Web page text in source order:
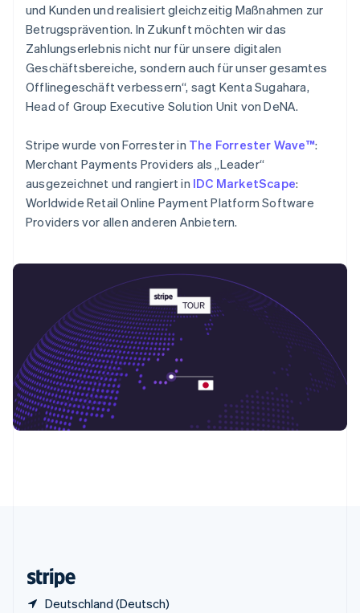
und Kunden und realisiert gleichzeitig Maßnahmen zur
Betrugsprävention. In Zukunft möchten wir das
Zahlungserlebnis nicht nur für unsere digitalen
Geschäftsbereiche, sondern auch für unser gesamtes
Offlinegeschäft verbessern“, sagt Kenta Sugahara,
Head of Group Executive Solution Unit von DeNA.
Stripe wurde von Forrester in The Forrester Wave™:
Merchant Payments Providers als „Leader“
ausgezeichnet und rangiert in IDC MarketScape:
Worldwide Retail Online Payment Platform Software
Providers vor allen anderen Anbietern.
Deutschland (Deutsch)
Polen
English
Portugal
PortuguêsEnglish
Rumänien
English
Schweden
Schweiz
DeutschFrançais Italiano English
Singapur
English简体中文
Slowakei
English
Sonderverwaltungsregion Hongkong,
English简体中文
Spanien
EspañolEnglish
Thailand
ไทยEnglish
Tschechische Republik
English
Ungarn